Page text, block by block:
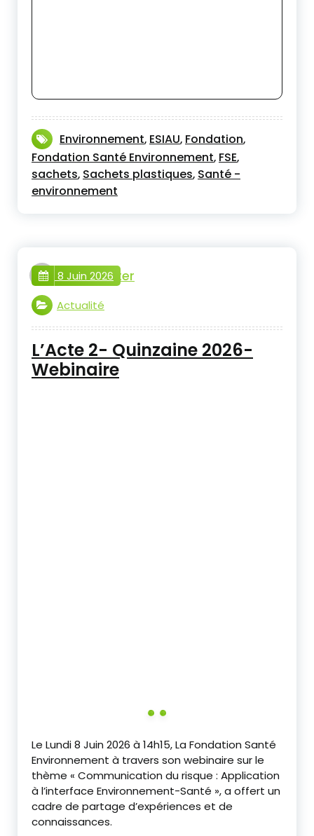
Environnement, ESIAU, Fondation,
Fondation Santé Environnement, FSE,
sachets, Sachets plastiques, Santé -
environnement
webmaster
8 Juin 2026
Actualité
L’Acte 2- Quinzaine 2026-
Webinaire
Le Lundi 8 Juin 2026 à 14h15, La Fondation Santé
Environnement à travers son webinaire sur le
thème « Communication du risque : Application
à l’interface Environnement-Santé », a offert un
cadre de partage d’expériences et de
connaissances.